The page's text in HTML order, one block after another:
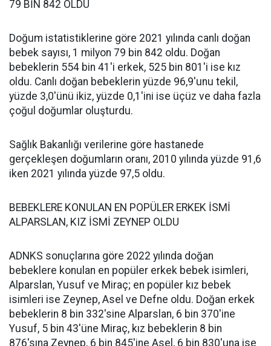
79 BİN 842 OLDU
Doğum istatistiklerine göre 2021 yılında canlı doğan
bebek sayısı, 1 milyon 79 bin 842 oldu. Doğan
bebeklerin 554 bin 41'i erkek, 525 bin 801'i ise kız
oldu. Canlı doğan bebeklerin yüzde 96,9'unu tekil,
yüzde 3,0'ünü ikiz, yüzde 0,1'ini ise üçüz ve daha fazla
çoğul doğumlar oluşturdu.
Sağlık Bakanlığı verilerine göre hastanede
gerçekleşen doğumların oranı, 2010 yılında yüzde 91,6
iken 2021 yılında yüzde 97,5 oldu.
BEBEKLERE KONULAN EN POPÜLER ERKEK İSMİ
ALPARSLAN, KIZ İSMİ ZEYNEP OLDU
ADNKS sonuçlarına göre 2022 yılında doğan
bebeklere konulan en popüler erkek bebek isimleri,
Alparslan, Yusuf ve Miraç; en popüler kız bebek
isimleri ise Zeynep, Asel ve Defne oldu. Doğan erkek
bebeklerin 8 bin 332'sine Alparslan, 6 bin 370'ine
Yusuf, 5 bin 43'üne Miraç, kız bebeklerin 8 bin
876'sına Zeynep, 6 bin 845'ine Asel, 6 bin 830'una ise